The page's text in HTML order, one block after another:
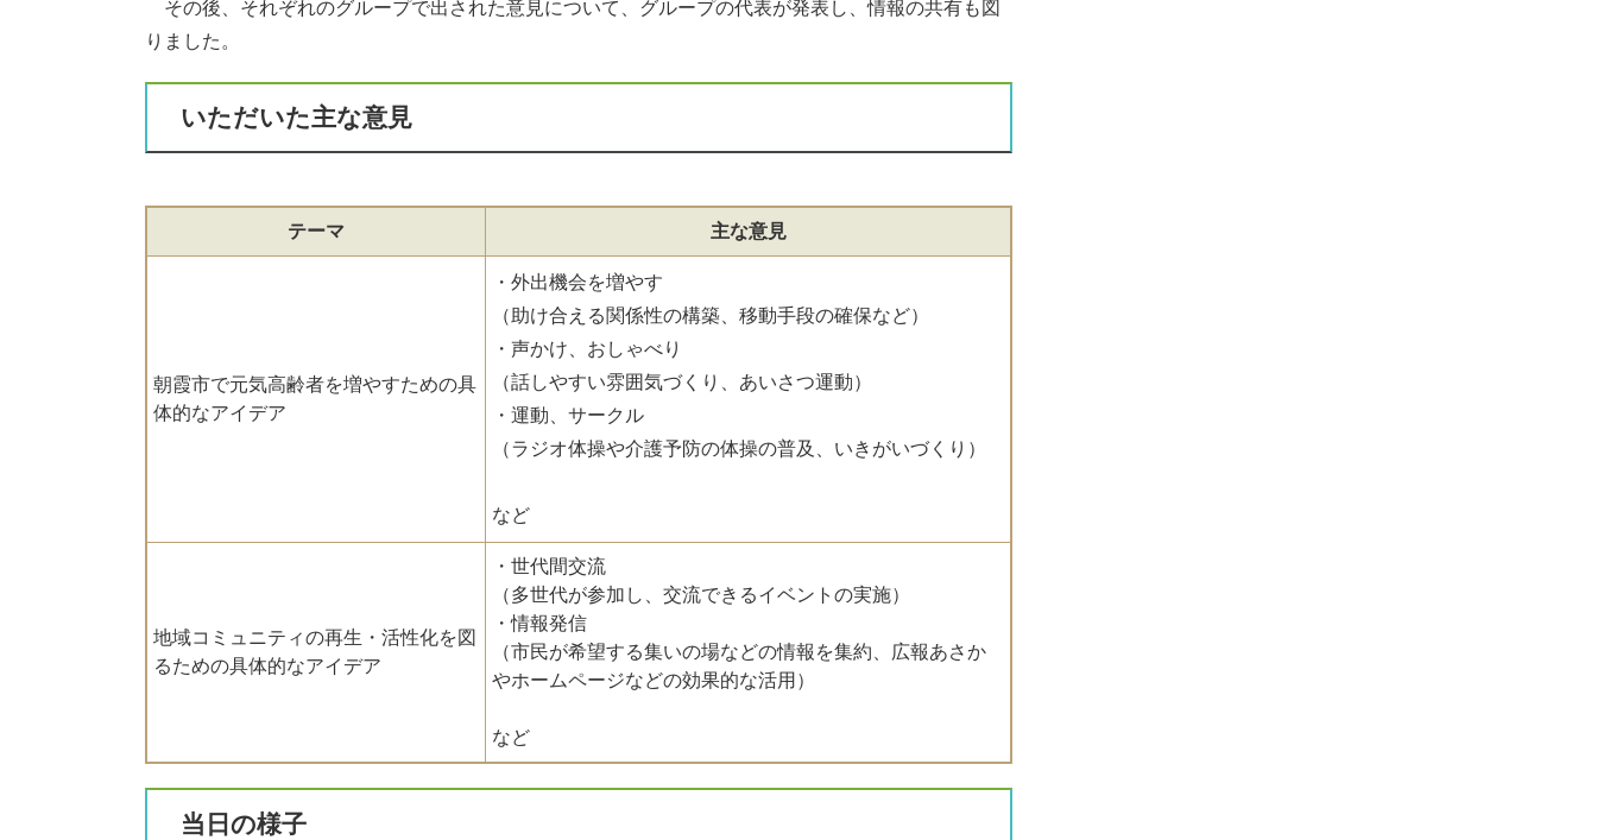
その後、それぞれのグループで出された意見について、グループの代表が発表し、情報の共有も図
りました。
いただいた主な意見
テーマ 主な意見
朝霞市で元気高齢者を増やすための具
体的なアイデア
・外出機会を増やす
（助け合える関係性の構築、移動手段の確保など）
・声かけ、おしゃべり
（話しやすい雰囲気づくり、あいさつ運動）
・運動、サークル
（ラジオ体操や介護予防の体操の普及、いきがいづくり）
など
地域コミュニティの再生・活性化を図
るための具体的なアイデア
・世代間交流
（多世代が参加し、交流できるイベントの実施）
・情報発信
（市民が希望する集いの場などの情報を集約、広報あさか
やホームページなどの効果的な活用）
など
当日の様子